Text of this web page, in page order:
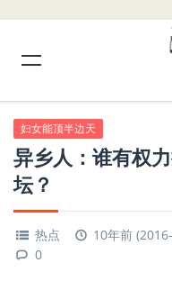
妇女能顶半边天
异乡人：谁有权
坛？
热点 10年前
0